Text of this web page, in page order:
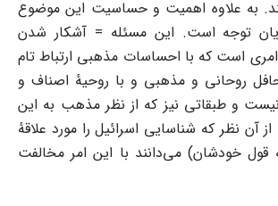
به علاوه اهمیت و حساسیت این موضوع
توجه است. این مسئله = آشکار شدن
است که با احساسات مذهبی ارتباط تام
روحانی و مذهبی و با روحیهٔ اصناف و
نیست و طبقاتی نیز که از نظر مذهب به این
آن نظر که شناسایی اسرائیل را مورد علاقهٔ
قول خودشان) می‌دانند با این امر مخالفت